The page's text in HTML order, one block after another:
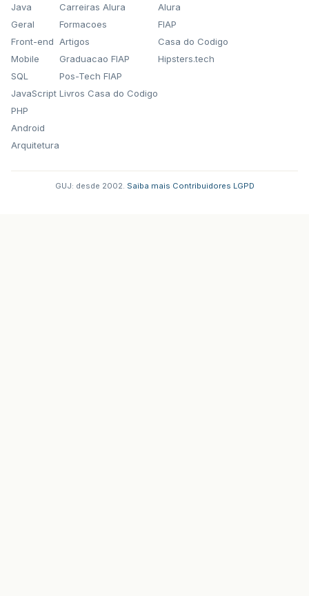
Java
Geral
Front-end
Mobile
SQL
JavaScript
PHP
Android
Arquitetura
Carreiras Alura
Formacoes
Artigos
Graduacao FIAP
Pos-Tech FIAP
Livros Casa do Codigo
Alura
FIAP
Casa do Codigo
Hipsters.tech
GUJ: desde 2002. Saiba mais Contribuidores LGPD